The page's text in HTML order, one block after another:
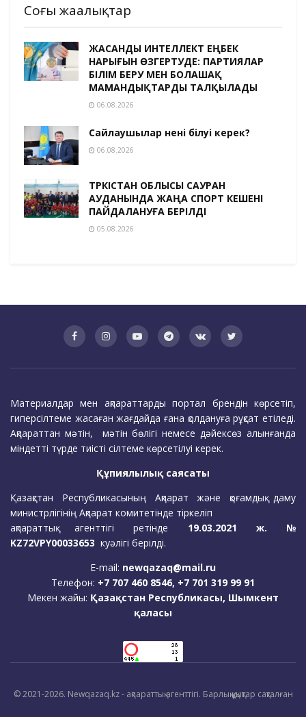
Соңғы жаңалықтар
ЖАСАНДЫ ИНТЕЛЛЕКТ ЕҢБЕК
НАРЫҒЫН ӨЗГЕРТУДЕ: ПАРТИЯЛАР
БІЛІМ БЕРУ МЕН БОЛАШАҚ
МАМАНДЫҚТАРДЫ ТАЛҚЫЛАДЫ
06.08.2026
Сайлаушылар нені білуі керек?
06.08.2026
ТҮРКІСТАН ОБЛЫСЫ САУРАН
АУДАНЫНДА ЖАҢА СПОРТ КЕШЕНІ
ПАЙДАЛАНУҒА БЕРІЛДІ
05.08.2026
Материалдар мен ақпараттарды портал брендін көрсетіп,
гиперсілтеме жасаған жағдайда ғана қолдануға рұқсат етіледі.
Ақпараттан мәтін, мәтін бөлігі немесе дәйексөз алынғанда
міндетті түрде тиісті сілтеме көрсетілуі керек.
Құпиялылық саясаты
Қазақстан Республикасының Ақпарат және қоғамдық даму
министрлігінің Ақпарат комитетінде тіркеліп
ақпараттық агенттігі ретінде 19.03.2021 ж. №
KZ72VPY00033653 куәлігі берілді.
E-mail: newqazaq@mail.ru
Телефон: +7 707 460 8546, +7 701 319 99 91
Мекен жайы: Қазақстан Республикасы, Шымкент
қаласы
© 2021-2026. Newqazaq.kz - ақпараттық агенттігі. Барлық құқықтар сақталған